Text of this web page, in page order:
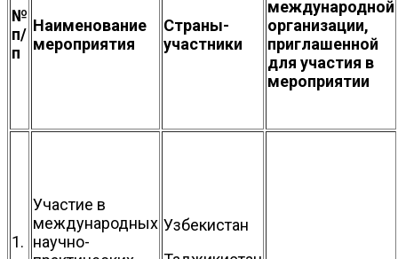
№
п/
п
Наименование
мероприятия
Страны-
участники
международной
организации,
приглашенной
для участия в
мероприятии
1.
Участие в
международных
научно-
Узбекистан